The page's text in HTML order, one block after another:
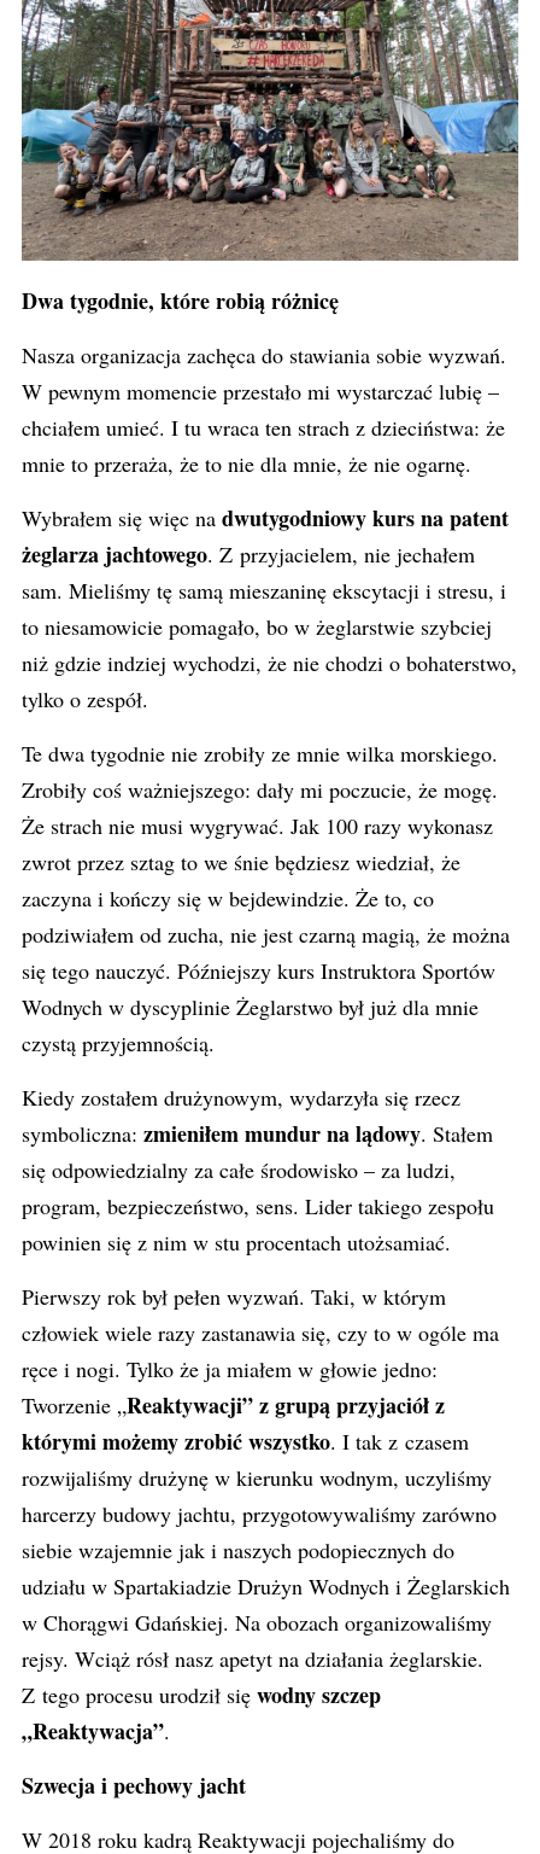
Dwa tygodnie, które robią różnicę
Nasza organizacja zachęca do stawiania sobie wyzwań.
W pewnym momencie przestało mi wystarczać lubię –
chciałem umieć. I tu wraca ten strach z dzieciństwa: że
mnie to przeraża, że to nie dla mnie, że nie ogarnę.
Wybrałem się więc na dwutygodniowy kurs na patent
żeglarza jachtowego. Z przyjacielem, nie jechałem
sam. Mieliśmy tę samą mieszaninę ekscytacji i stresu, i
to niesamowicie pomagało, bo w żeglarstwie szybciej
niż gdzie indziej wychodzi, że nie chodzi o bohaterstwo,
tylko o zespół.
Te dwa tygodnie nie zrobiły ze mnie wilka morskiego.
Zrobiły coś ważniejszego: dały mi poczucie, że mogę.
Że strach nie musi wygrywać. Jak 100 razy wykonasz
zwrot przez sztag to we śnie będziesz wiedział, że
zaczyna i kończy się w bejdewindzie. Że to, co
podziwiałem od zucha, nie jest czarną magią, że można
się tego nauczyć. Późniejszy kurs Instruktora Sportów
Wodnych w dyscyplinie Żeglarstwo był już dla mnie
czystą przyjemnością.
Kiedy zostałem drużynowym, wydarzyła się rzecz
symboliczna: zmieniłem mundur na lądowy. Stałem
się odpowiedzialny za całe środowisko – za ludzi,
program, bezpieczeństwo, sens. Lider takiego zespołu
powinien się z nim w stu procentach utożsamiać.
Pierwszy rok był pełen wyzwań. Taki, w którym
człowiek wiele razy zastanawia się, czy to w ogóle ma
ręce i nogi. Tylko że ja miałem w głowie jedno:
Tworzenie „Reaktywacji” z grupą przyjaciół z
którymi możemy zrobić wszystko. I tak z czasem
rozwijaliśmy drużynę w kierunku wodnym, uczyliśmy
harcerzy budowy jachtu, przygotowywaliśmy zarówno
siebie wzajemnie jak i naszych podopiecznych do
udziału w Spartakiadzie Drużyn Wodnych i Żeglarskich
w Chorągwi Gdańskiej. Na obozach organizowaliśmy
rejsy. Wciąż rósł nasz apetyt na działania żeglarskie.
Z tego procesu urodził się wodny szczep
„Reaktywacja”.
Szwecja i pechowy jacht
W 2018 roku kadrą Reaktywacji pojechaliśmy do